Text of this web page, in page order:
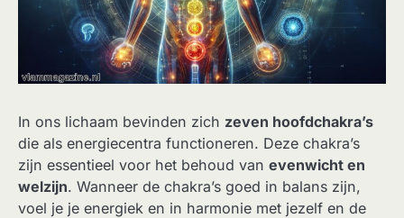
In ons lichaam bevinden zich zeven hoofdchakra’s
die als energiecentra functioneren. Deze chakra’s
zijn essentieel voor het behoud van evenwicht en
welzijn. Wanneer de chakra’s goed in balans zijn,
voel je je energiek en in harmonie met jezelf en de